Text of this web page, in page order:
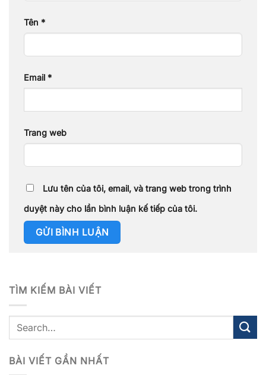
Tên *
Email *
Trang web
Lưu tên của tôi, email, và trang web trong trình
duyệt này cho lần bình luận kế tiếp của tôi.
TÌM KIẾM BÀI VIẾT
BÀI VIẾT GẦN NHẤT